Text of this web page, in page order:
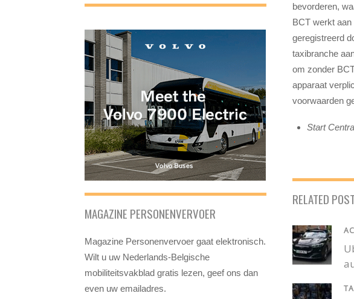
bevorderen,
BCT werkt
geregistreerd
taxibranche
om zonder
apparaat
voorwaarden
Start
RELATED
MAGAZINE PERSONENVERVOER
Magazine Personenvervoer gaat elektronisch.
Wilt u uw Nederlands-Belgische
mobiliteitsvakblad gratis lezen, geef ons dan
even uw emailadres.